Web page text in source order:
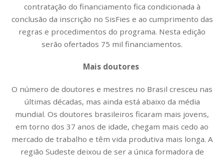
contratação do financiamento fica condicionada à
conclusão da inscrição no SisFies e ao cumprimento das
regras e procedimentos do programa. Nesta edição
serão ofertados 75 mil financiamentos.
Mais doutores
O número de doutores e mestres no Brasil cresceu nas
últimas décadas, mas ainda está abaixo da média
mundial. Os doutores brasileiros ficaram mais jovens,
em torno dos 37 anos de idade, chegam mais cedo ao
mercado de trabalho e têm vida produtiva mais longa. A
região Sudeste deixou de ser a única formadora de